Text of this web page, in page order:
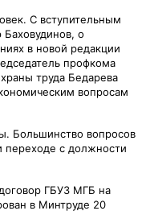
С вступительным
о
в новой редакции
профкома
труда Бедарева
вопросам
Большинство вопросов
переходе с должности
ГБУЗ МГБ на
в Минтруде 20